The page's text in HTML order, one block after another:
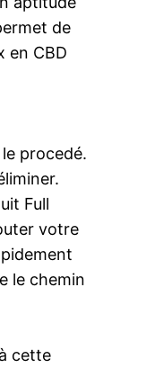
de
en CBD
procedé.
Full
votre
le chemin
cette